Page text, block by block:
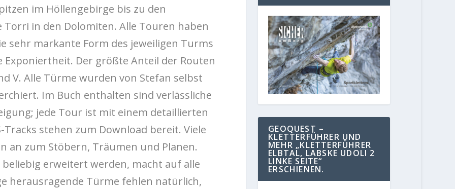
im Höllengebirge bis zu den
in den Dolomiten. Alle Touren haben
sehr markante Form des jeweiligen Turms
Der größte Anteil der Routen
V. Alle Türme wurden von Stefan selbst
Im Buch enthalten sind verlässliche
jede Tour ist mit einem detaillierten
stehen zum Download bereit. Viele
an zum Stöbern, Träumen und Planen.
erweitert werden, macht auf alle
herausragende Türme fehlen natürlich,
GEOQUEST –
KLETTERFÜHRER UND
MEHR „KLETTERFÜHRER
ELBTAL, LABSKE UDOLI 2
LINKE SEITE“
ERSCHIENEN.